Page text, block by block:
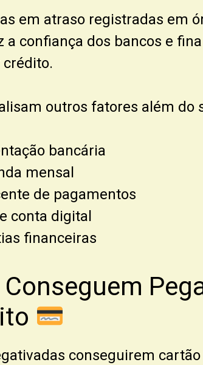
em atraso registradas em
a confiança dos bancos e
crédito.
outros fatores além do
bancária
mensal
de pagamentos
conta digital
financeiras
conseguirem